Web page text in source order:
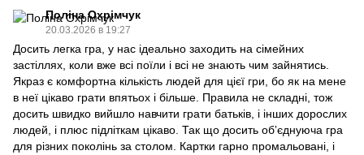
Поліна Охрімчук
20.03.2026 в 19:27
Досить легка гра, у нас ідеально заходить на сімейних
застіллях, коли вже всі поїли і всі не знають чим зайнятись.
Якраз є комфортна кількість людей для цієї гри, бо як на мене
в неї цікаво грати впятьох і більше. Правила не складні, тож
досить швидко вийшло навчити грати батьків, і інших дорослих
людей, і плюс підліткам цікаво. Так що досить обʼєднуюча гра
для різних поколінь за столом. Картки гарно промальовані, і